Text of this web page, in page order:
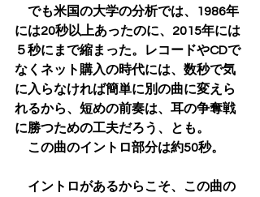
でも米国の大学の分析では、1986年
には20秒以上あったのに、2015年には
５秒にまで縮まった。レコードやCDで
なくネット購入の時代には、数秒で気
に入らなければ簡単に別の曲に変えら
れるから、短めの前奏は、耳の争奪戦
に勝つための工夫だろう、とも。
この曲のイントロ部分は約50秒。
イントロがあるからこそ、この曲の